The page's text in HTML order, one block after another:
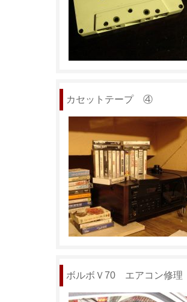
カセットテープ ④
ボルボＶ70 エアコン修理